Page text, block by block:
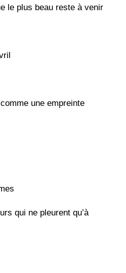
le plus beau reste à venir
une empreinte
qui ne pleurent qu’à